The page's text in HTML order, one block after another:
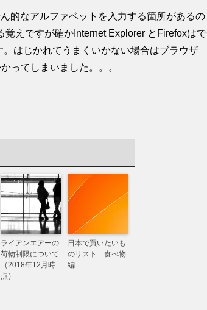
的なアルファベットを入力する箇所があるの
えですが確かInternet Explorer とFirefoxはで
はじかれてうまくいかない場合はブラウザ
ってしまいました。。。
ライアンエアーの
荷物制限について
（2018年12月時
点）
日本で買いたいも
のリスト 食べ物
編